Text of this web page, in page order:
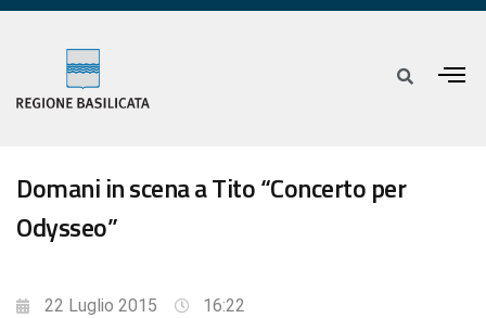
Domani in scena a Tito “Concerto per
Odysseo”
22 Luglio 2015 16:22